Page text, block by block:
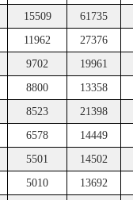
15509 61735
11962 27376
9702 19961
8800 13358
8523 21398
6578 14449
5501 14502
5010 13692